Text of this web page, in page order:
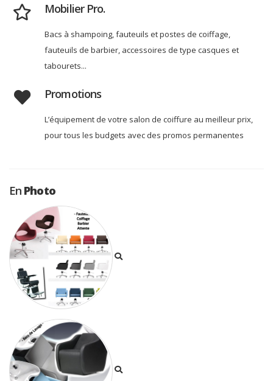
Mobilier Pro.
Bacs à shampoing, fauteuils et postes de coiffage,
fauteuils de barbier, accessoires de type casques et
tabourets...
Promotions
L’équipement de votre salon de coiffure au meilleur prix,
pour tous les budgets avec des promos permanentes
En Photo